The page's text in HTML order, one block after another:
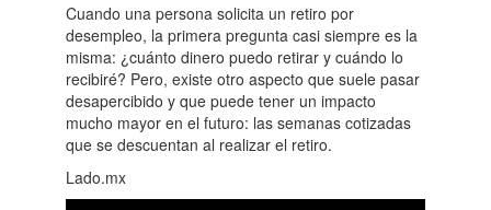
Cuando una persona solicita un retiro por
desempleo, la primera pregunta casi siempre es la
misma: ¿cuánto dinero puedo retirar y cuándo lo
recibiré? Pero, existe otro aspecto que suele pasar
desapercibido y que puede tener un impacto
mucho mayor en el futuro: las semanas cotizadas
que se descuentan al realizar el retiro.
Lado.mx